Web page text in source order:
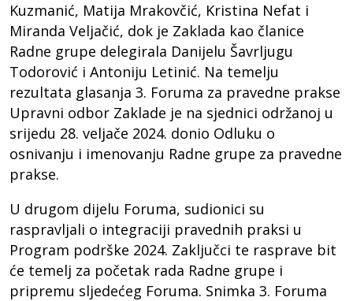
Kuzmanić, Matija Mrakovčić, Kristina Nefat i
Miranda Veljačić, dok je Zaklada kao članice
Radne grupe delegirala Danijelu Šavrljugu
Todorović i Antoniju Letinić. Na temelju
rezultata glasanja 3. Foruma za pravedne prakse
Upravni odbor Zaklade je na sjednici održanoj u
srijedu 28. veljače 2024. donio Odluku o
osnivanju i imenovanju Radne grupe za pravedne
prakse.
U drugom dijelu Foruma, sudionici su
raspravljali o integraciji pravednih praksi u
Program podrške 2024. Zaključci te rasprave bit
će temelj za početak rada Radne grupe i
pripremu sljedećeg Foruma. Snimka 3. Foruma